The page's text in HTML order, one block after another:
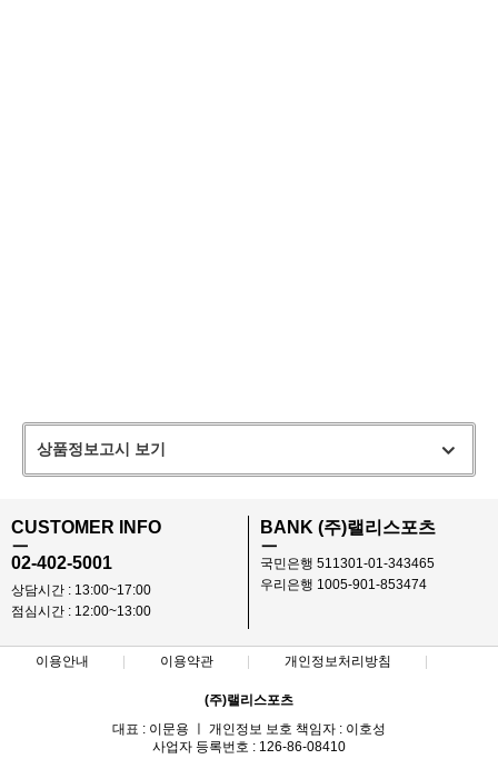
상품정보고시 보기
CUSTOMER INFO
ㅡ
02-402-5001
상담시간 : 13:00~17:00
점심시간 : 12:00~13:00
BANK (주)랠리스포츠
ㅡ
국민은행 511301-01-343465
우리은행 1005-901-853474
이용안내 이용약관 개인정보처리방침
(주)랠리스포츠
대표 : 이문용 ㅣ 개인정보 보호 책임자 : 이호성
사업자 등록번호 : 126-86-08410